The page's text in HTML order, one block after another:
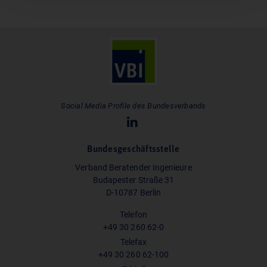
Social Media Profile des Bundesverbands
Bundesgeschäftsstelle
Verband Beratender Ingenieure
Budapester Straße 31
D-10787 Berlin
Telefon
+49 30 260 62-0
Telefax
+49 30 260 62-100